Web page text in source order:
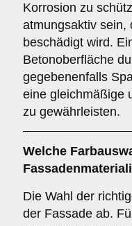
Korrosion zu
atmungsaktiv sein,
beschädigt wird.
Betonoberfläche
gegebenenfalls
eine gleichmäßige
zu gewährleisten.
Welche
Die Wahl der
der Fassade ab.